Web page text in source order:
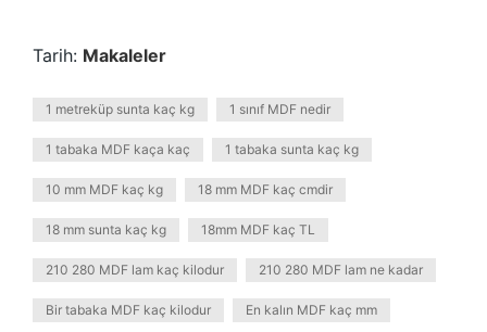
Tarih: Makaleler
1 metreküp sunta kaç kg 1 sınıf MDF nedir
1 tabaka MDF kaça kaç 1 tabaka sunta kaç kg
10 mm MDF kaç kg 18 mm MDF kaç cmdir
18 mm sunta kaç kg 18mm MDF kaç TL
210 280 MDF lam kaç kilodur 210 280 MDF lam ne kadar
Bir tabaka MDF kaç kilodur En kalın MDF kaç mm